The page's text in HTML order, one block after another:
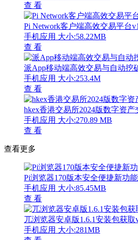
查 看
Pi Network客户端高效交易平台
手机应用 大小:58.22MB
查 看
派App移动端高效交易与自动挖
手机应用 大小:253.4M
查 看
hkex香港交易所2024版数字资产
手机应用 大小:270.89 MB
查 看
查看更多
Pi浏览器170版本安全便捷新功
手机应用 大小:85.45MB
查 看
兀浏览器安卓版1.6.1安装包获取
手机应用 大小:281MB